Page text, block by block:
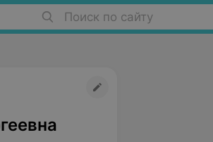
Поиск по сайту